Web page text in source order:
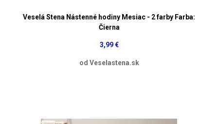
Veselá Stena Nástenné hodiny Mesiac - 2 farby Farba:
Čierna
3,99 €
od Veselastena.sk